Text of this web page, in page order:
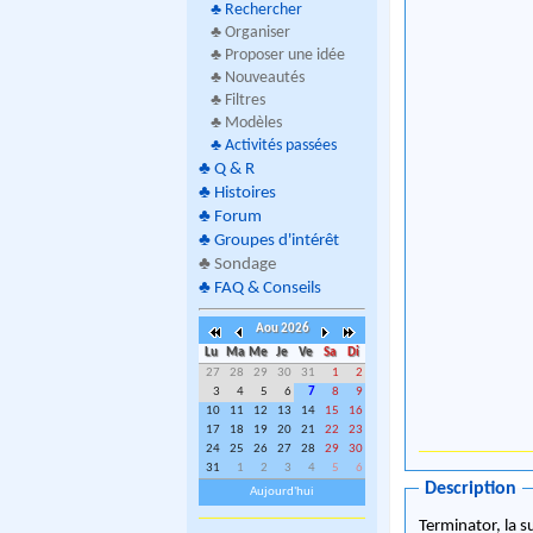
♣ Rechercher
♣ Organiser
♣ Proposer une idée
♣ Nouveautés
♣ Filtres
♣ Modèles
♣ Activités passées
♣ Q & R
♣ Histoires
♣ Forum
♣ Groupes d'intérêt
♣ Sondage
♣ FAQ & Conseils
Aou 2026
Lu
Ma Me Je Ve Sa
Di
27
28 29 30 31 1
2
3
4 5 6 7 8
9
10
11 12 13 14 15
16
17
18 19 20 21 22
23
24
25 26 27 28 29
30
31
1 2 3 4 5
6
Aujourd'hui
Description
Terminator, la